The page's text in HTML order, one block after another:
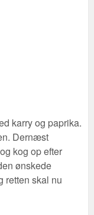
karry og paprika.
Dernæst
kog op efter
ønskede
retten skal nu